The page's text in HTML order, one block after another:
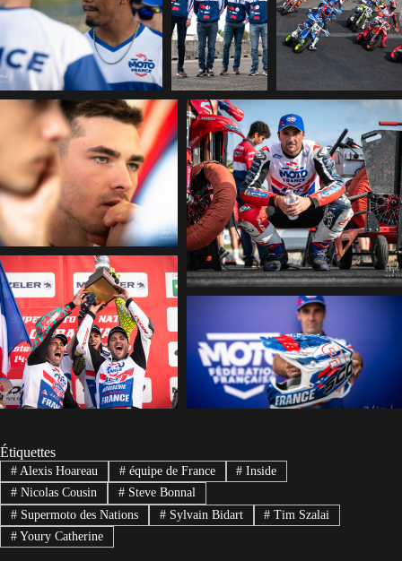
Étiquettes
#Alexis Hoareau #équipe de France # Inside
#Nicolas Cousin #Steve Bonnal
#Supermoto des Nations #Sylvain Bidart # Tim Szalai
#Youry Catherine